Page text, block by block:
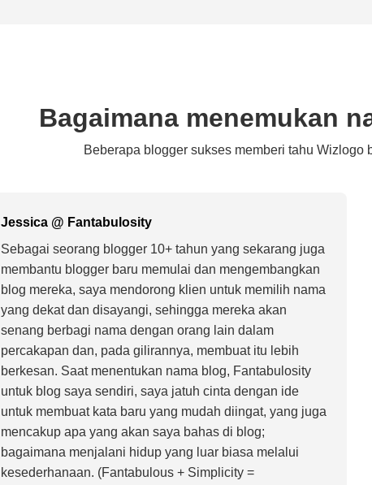
Bagaimana menemukan
Beberapa blogger sukses memberi tahu
Jessica @ Fantabulosity
Sebagai seorang blogger 10+ tahun yang sekarang juga
membantu blogger baru memulai dan mengembangkan
blog mereka, saya mendorong klien untuk memilih nama
yang dekat dan disayangi, sehingga mereka akan
senang berbagi nama dengan orang lain dalam
percakapan dan, pada gilirannya, membuat itu lebih
berkesan. Saat menentukan nama blog, Fantabulosity
untuk blog saya sendiri, saya jatuh cinta dengan ide
untuk membuat kata baru yang mudah diingat, yang juga
mencakup apa yang akan saya bahas di blog;
bagaimana menjalani hidup yang luar biasa melalui
kesederhanaan. (Fantabulous + Simplicity =